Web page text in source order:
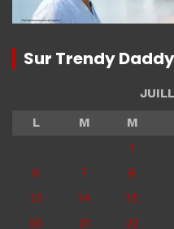
Sur Trendy Daddy
L
M M
1
6
7 8
13
14 15
20
21 22